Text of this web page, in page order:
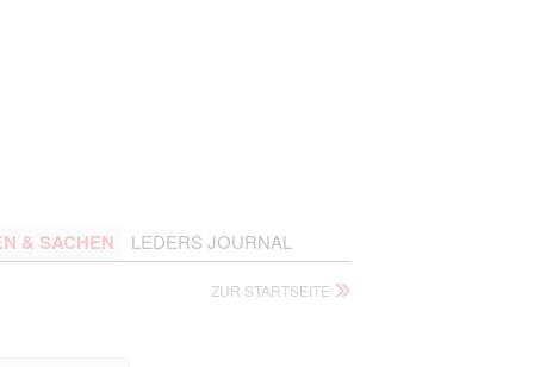
& SACHEN LEDERS JOURNAL
ZUR STARTSEITE